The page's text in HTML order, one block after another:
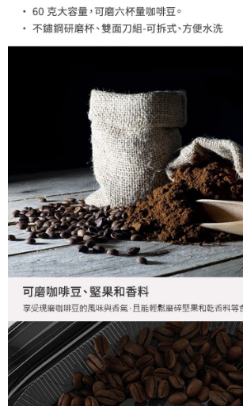
１．於結帳方式選擇「AFTEE先享後付」後，將跳轉
結帳頁面，進行簡訊認證並確認金額後，即可完成結
２．訂單成立數日內，您將收到繳費通知簡訊。
購買商品的店家。未經商家同意取消之訂單仍視為有
後付繳納相關費用。
※ 交易是否成功請以「AFTEE先享後付 」之結帳頁
是否繳費成功／繳費後需取消欲退款等相關疑問，請
https://netprotections.freshdesk.com/
【注意事項】
１．透過由恩沛科技股份有限公司提供之「AFTEE先
易，需依本服務之必要範圍內提供個人資料，並將交
權轉讓予恩沛科技股份有限公司。
２．關於個人資料處理事宜，請瀏覽以下網址：
https://aftee.tw/terms/#terms3
３．未成年的使用者請事先徵得法定代理人或監護人
「AFTEE先享後付」，若未經同意申辦者引起之損失
任。
４．使用「AFTEE先享後付」時，將依據個別帳號之
時審查核予不同之上限額度；若仍有額度不足之情形
請求用戶進行身份認證。
５．嚴禁一人註冊多個帳號或使用他人資訊註冊。若
恩沛科技股份有限公司將有權停止該用戶之使用額度
萊爾富取貨付款
每筆NT$60，滿NT$399(含以上)免運費
每筆NT$75，滿NT$399(含以上)免運費